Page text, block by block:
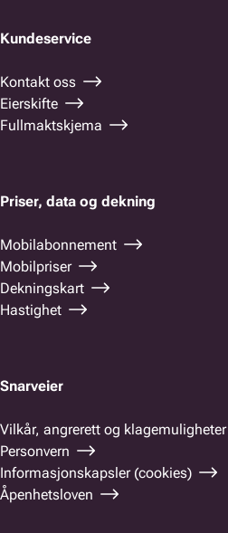
Kundeservice
Kontakt oss
Eierskifte
Fullmaktskjema
Priser, data og dekning
Mobilabonnement
Mobilpriser
Dekningskart
Hastighet
Snarveier
Vilkår, angrerett og klagemuligheter
Personvern
Informasjonskapsler (cookies)
Åpenhetsloven